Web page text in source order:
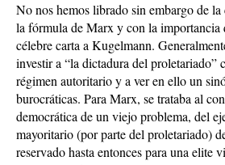
No nos hemos librado sin embargo de
la fórmula de Marx y con la importancia
célebre carta a Kugelmann.
investir a “la dictadura del proletariado”
régimen autoritario y a ver en ello un
burocráticas. Para Marx, se trataba al
democrática de un viejo problema, del
mayoritario (por parte del proletariado)
reservado hasta entonces para una elite